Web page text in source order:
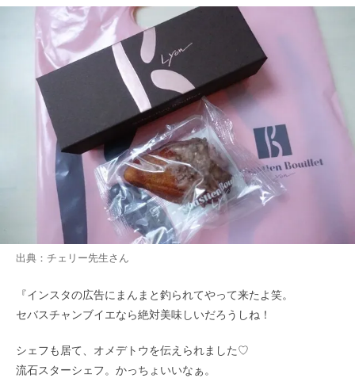
出典： チェリー先生さん
『インスタの広告にまんまと釣られてやって来たよ笑。
セバスチャンブイエなら絶対美味しいだろうしね！
シェフも居て、オメデトウを伝えられました♡
流石スターシェフ。かっちょいいなぁ。